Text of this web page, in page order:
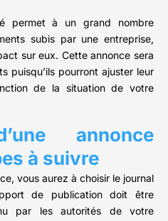
permet à un grand nombre
subis par une entreprise,
sur eux. Cette annonce sera
puisqu’ils pourront ajuster leur
de la situation de votre
annonce
à suivre
vous aurez à choisir le journal
de publication doit être
par les autorités de votre